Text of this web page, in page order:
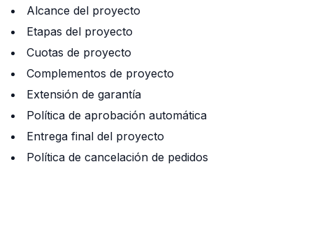
Alcance del proyecto
Etapas del proyecto
Cuotas de proyecto
Complementos de proyecto
Extensión de garantía
Política de aprobación automática
Entrega final del proyecto
Política de cancelación de pedidos